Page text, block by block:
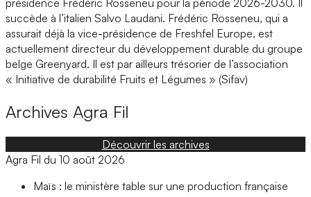
succède à l’italien Salvo Laudani. Frédéric Rosseneu, qui a
assurait déjà la vice-présidence de Freshfel Europe, est
actuellement directeur du développement durable du groupe
belge Greenyard. Il est par ailleurs trésorier de l’association
« Initiative de durabilité Fruits et Légumes » (Sifav)
Archives Agra Fil
Découvrir les archives
Agra Fil du 10 août 2026
Maïs : le ministère table sur une production française